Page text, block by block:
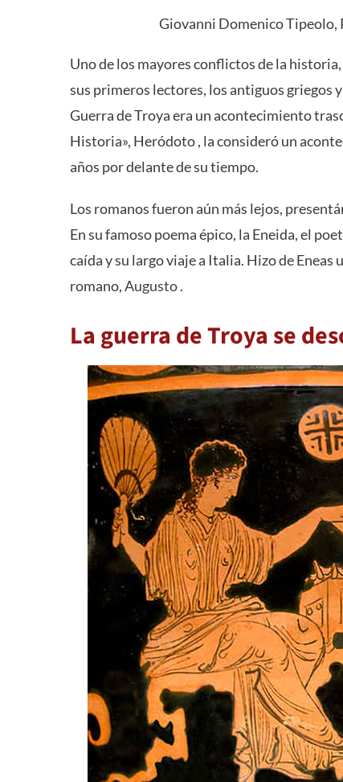
Giovanni Domenico Tipeolo,
Uno de los mayores conflictos de la
sus primeros lectores, los antiguos griegos
Guerra de Troya era un acontecimiento
Historia», Heródoto , la consideró un
años por delante de su tiempo.
Los romanos fueron aún más lejos,
En su famoso poema épico, la Eneida, el
caída y su largo viaje a Italia. Hizo de
romano,Augusto.
La guerra de Troya se